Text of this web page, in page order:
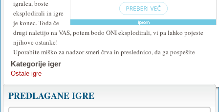
igralca, boste
eksplodirali in igre
je konec. Toda če
drugi naletijo na VAS, potem bodo ONI eksplodirali, vi pa lahko pojeste
njihove ostanke!
Uporabite miško za nadzor smeri črva in preslednico, da ga pospešite
Kategorije iger
Ostale igre
PREDLAGANE IGRE